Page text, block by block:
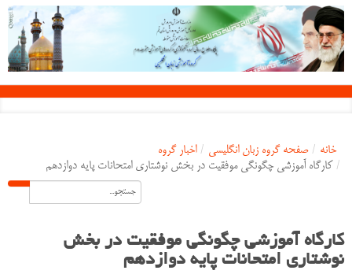
خانه / صفحه گروه زبان انگلیسی / اخبار گروه
/ کارگاه آموزشی چگونگی موفقیت در بخش نوشتاری امتحانات پایه دوازدهم
کارگاه آموزشی چگونگی موفقیت در بخش
نوشتاری امتحانات پایه دوازدهم